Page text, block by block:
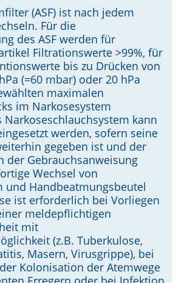
(ASF) ist nach jedem
Für die
des ASF werden für
Filtrationswerte >99%, für
bis zu Drücken von
(=60 mbar) oder 20 hPa
maximalen
im Narkosesystem
Narkoseschlauchsystem kann
werden, sofern seine
gegeben ist und der
der Gebrauchsanweisung
Wechsel von
und Handbeatmungsbeutel
ist erforderlich bei Vorliegen
meldepflichtigen
mit
(z.B. Tuberkulose,
Masern, Virusgrippe), bei
Kolonisation der Atemwege